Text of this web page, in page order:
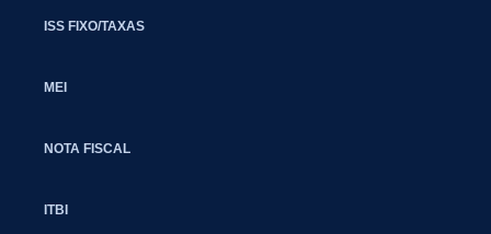
ISS FIXO/TAXAS
MEI
NOTA FISCAL
ITBI